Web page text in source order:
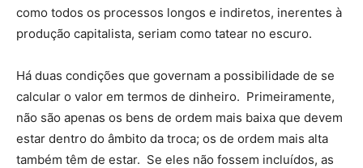
como todos os processos longos e indiretos, inerentes à
produção capitalista, seriam como tatear no escuro.
Há duas condições que governam a possibilidade de se
calcular o valor em termos de dinheiro. Primeiramente,
não são apenas os bens de ordem mais baixa que devem
estar dentro do âmbito da troca; os de ordem mais alta
também têm de estar. Se eles não fossem incluídos, as